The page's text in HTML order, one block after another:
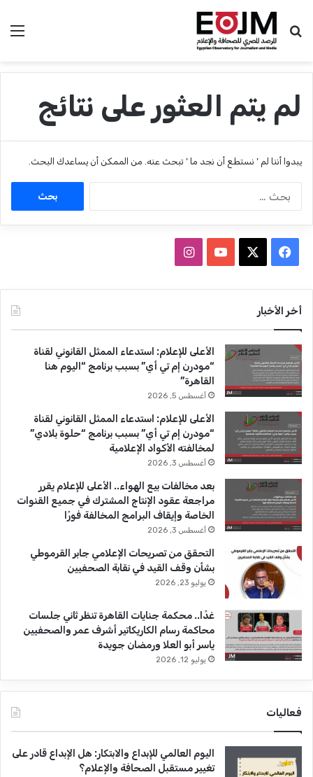
بحث عن
لم يتم العثور على نتائج
يبدوا أننا لم ’ نستطع أن نجد ما ’ تبحث عنه. من الممكن أن يساعدك البحث.
:
س
و
ك
T
u
b
e
ق
ا
م
أخر الأخبار
الأعلى للإعلام: استدعاء الممثل القانوني لقناة
“مودرن إم تي أي” بسبب برنامج “اليوم هنا
القاهرة”
أغسطس 5, 2026
الأعلى للإعلام: استدعاء الممثل القانوني لقناة
“مودرن إم تي أي” بسبب برنامج “حلوة بلادي”
لمخالفته الأكواد الإعلامية
أغسطس 3, 2026
بعد مخالفات بيع الهواء.. الأعلى للإعلام يقرر
مراجعة عقود الإنتاج المشترك في جميع القنوات
الخاصة وإيقاف البرامج المخالفة فورًا
أغسطس 3, 2026
التحقق من تصريحات الإعلامي جابر القرموطي
بشأن وقف القيد في نقابة الصحفيين
يوليو 23, 2026
غدًا.. محكمة جنايات القاهرة تنظر ثاني جلسات
محاكمة رسام الكاريكاتير أشرف عمر والصحفيين
ياسر أبو العلا ورمضان جويدة
يوليو 12, 2026
فعاليات
اليوم العالمي للإبداع والابتكار: هل الإبداع قادر على
تغيير مستقبل الصحافة والإعلام؟